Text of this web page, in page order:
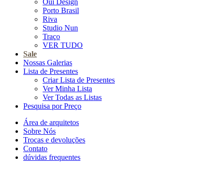
Oui Design
Porto Brasil
Riva
Studio Nun
Traço
VER TUDO
Sale
Nossas Galerias
Lista de Presentes
Criar Lista de Presentes
Ver Minha Lista
Ver Todas as Listas
Pesquisa por Preço
Área de arquitetos
Sobre Nós
Trocas e devoluções
Contato
dúvidas frequentes